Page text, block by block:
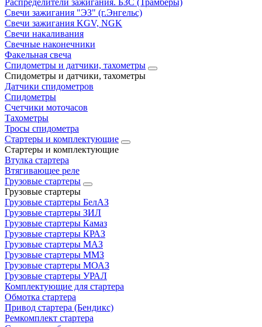
Распределители зажигания. БЗС (Трамберы)
Свечи зажигания "ЭЗ" (г.Энгельс)
Свечи зажигания KGV, NGK
Свечи накаливания
Свечные наконечники
Факельная свеча
Спидометры и датчики, тахометры
Спидометры и датчики, тахометры
Датчики спидометров
Спидометры
Счетчики моточасов
Тахометры
Тросы спидометра
Стартеры и комплектующие
Стартеры и комплектующие
Втулка стартера
Втягивающее реле
Грузовые стартеры
Грузовые стартеры
Грузовые стартеры БелАЗ
Грузовые стартеры ЗИЛ
Грузовые стартеры Камаз
Грузовые стартеры КРАЗ
Грузовые стартеры МАЗ
Грузовые стартеры ММЗ
Грузовые стартеры МОАЗ
Грузовые стартеры УРАЛ
Комплектующие для стартера
Обмотка стартера
Привод стартера (Бендикс)
Ремкомплект стартера